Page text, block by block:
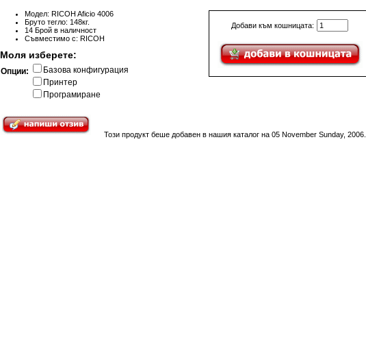
Добави към кошницата:
Модел: RICOH Aficio 4006
Бруто тегло: 148кг.
14 Брой в наличност
Съвместимо с: RICOH
Моля изберете:
Опции:
Базова конфигурация
Принтер
Програмиране
Този продукт беше добавен в нашия каталог на 05 November Sunday, 2006.